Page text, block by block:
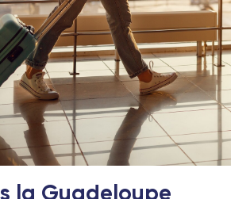
la Guadeloupe